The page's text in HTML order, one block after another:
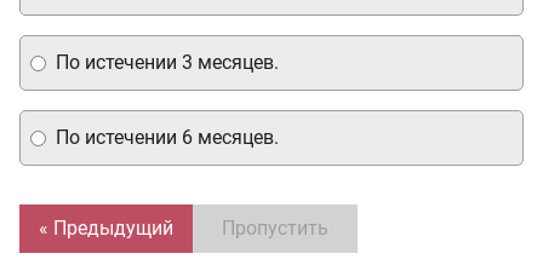
По истечении 3 месяцев.
По истечении 6 месяцев.
« Предыдущий Пропустить